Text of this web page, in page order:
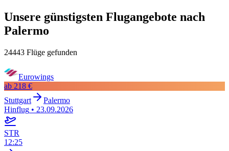
Unsere günstigsten Flugangebote nach
Palermo
24443 Flüge gefunden
Eurowings
ab 218 €
Stuttgart
Palermo
Hinflug • 23.09.2026
STR
12:25